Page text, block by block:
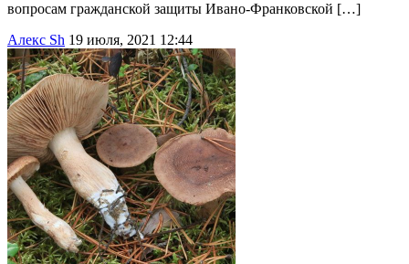
вопросам гражданской защиты Ивано-Франковской […]
Алекс Sh 19 июля, 2021 12:44